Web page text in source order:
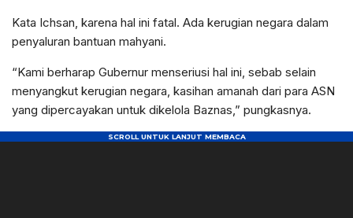
Kata Ichsan, karena hal ini fatal. Ada kerugian negara dalam
penyaluran bantuan mahyani.
“Kami berharap Gubernur menseriusi hal ini, sebab selain
menyangkut kerugian negara, kasihan amanah dari para ASN
yang dipercayakan untuk dikelola Baznas,” pungkasnya.